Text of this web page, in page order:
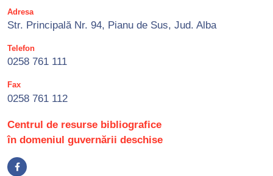
Adresa
Str. Principală Nr. 94, Pianu de Sus, Jud. Alba
Telefon
0258 761 111
Fax
0258 761 112
Centrul de resurse bibliografice
în domeniul guvernării deschise